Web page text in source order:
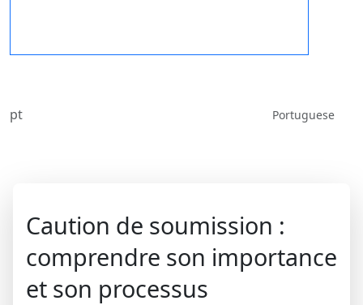
pt Portuguese
Caution de soumission :
comprendre son importance
et son processus